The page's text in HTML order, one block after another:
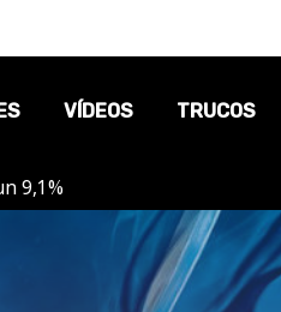
VÍDEOS TRUCOS
9,1%